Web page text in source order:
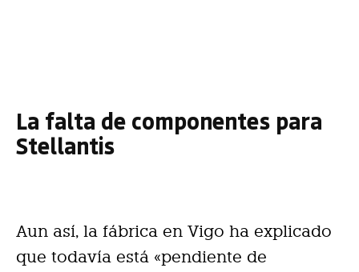
La falta de componentes para
Stellantis
Aun así, la fábrica en Vigo ha explicado
que todavía está «pendiente de